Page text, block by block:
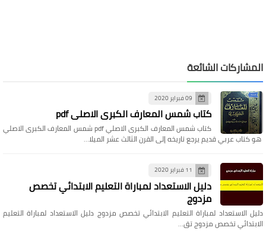
المشاركات الشائعة
09 فبراير 2020
كتاب شمس المعارف الكبرى الاصلي pdf
كتاب شمس المعارف الكبرى الاصلي pdf شمس المعارف الكبرى الاصلي
هو كتاب عربي قديم يرجع تاريخه إلى القرن الثالث عشر الميلا…
11 فبراير 2020
دليل الاستعداد لمباراة التعليم الابتدائي تخصص
مزدوج
دليل الاستعداد لمباراة التعليم الابتدائي تخصص مزدوج دليل الاستعداد لمباراة التعليم
الابتدائي تخصص مزدوج تق…